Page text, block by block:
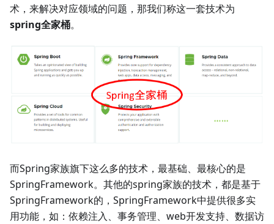
术，来解决对应领域的问题，那我们称这一套技术为
spring全家桶。
而Spring家族旗下这么多的技术，最基础、最核心的是
SpringFramework。其他的spring家族的技术，都是基于
SpringFramework的，SpringFramework中提供很多实
用功能，如：依赖注入、事务管理、web开发支持、数据访